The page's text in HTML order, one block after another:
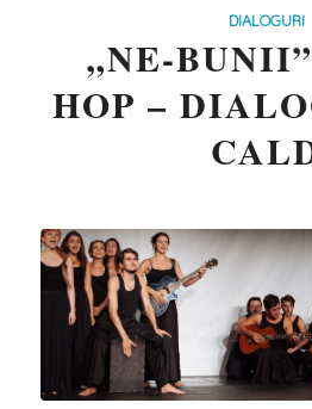
DIALOGURI
„NE-
HOP –